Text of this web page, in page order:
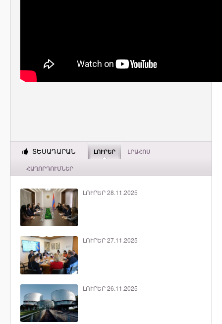
ՏԵՍԱԴԱՐԱՆ ԼՈՒՐԵՐ ԼՐԱՀՈՍ
ՀԱՂՈՐԴՈՒՄՆԵՐ
ԼՈՒՐԵՐ 28.11.2025
ԼՈՒՐԵՐ 27.11.2025
ԼՈՒՐԵՐ 26.11.2025